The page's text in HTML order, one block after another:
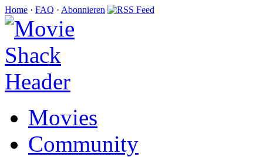
Home · FAQ · Abonnieren
Movies
Community